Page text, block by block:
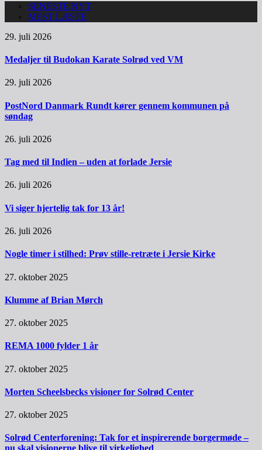
SENESTE NYT
MEST LÆSTE
29. juli 2026
Medaljer til Budokan Karate Solrød ved VM
29. juli 2026
PostNord Danmark Rundt kører gennem kommunen på
søndag
26. juli 2026
Tag med til Indien – uden at forlade Jersie
26. juli 2026
Vi siger hjertelig tak for 13 år!
26. juli 2026
Nogle timer i stilhed: Prøv stille-retræte i Jersie Kirke
27. oktober 2025
Klumme af Brian Mørch
27. oktober 2025
REMA 1000 fylder 1 år
27. oktober 2025
Morten Scheelsbecks visioner for Solrød Center
27. oktober 2025
Solrød Centerforening: Tak for et inspirerende borgermøde –